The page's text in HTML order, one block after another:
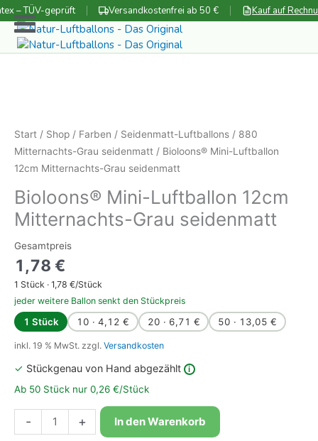
Zum
Inhalt
springen
– TÜV-geprüft Versandkostenfrei ab 50 € Kauf auf
Start / Shop / Farben / Seidenmatt-Luftballons / 880
Mitternachts-Grau seidenmatt / Bioloons® Mini-Luftballon
12cm Mitternachts-Grau seidenmatt
Bioloons® Mini-Luftballon 12cm
Mitternachts-Grau seidenmatt
Gesamtpreis
1,78 €
1 Stück · 1,78 €/Stück
jeder weitere Ballon senkt den Stückpreis
1 Stück 10 · 4,12 € 20 · 6,71 € 50 · 13,05 €
inkl. 19 % MwSt. zzgl. Versandkosten
✓ Stückgenau von Hand abgezählt i
Ab 50 Stück nur 0,26 €/Stück
-
Bioloons®
Mini-
+ In den Warenkorb